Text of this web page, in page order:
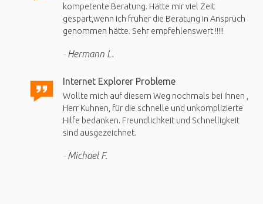
kompetente Beratung. Hätte mir viel Zeit
gespart,wenn ich früher die Beratung in Anspruch
genommen hätte. Sehr empfehlenswert !!!!!
Hermann L.
Internet Explorer Probleme
Wollte mich auf diesem Weg nochmals bei Ihnen ,
Herr Kuhnen, für die schnelle und unkomplizierte
Hilfe bedanken. Freundlichkeit und Schnelligkeit
sind ausgezeichnet.
Michael F.